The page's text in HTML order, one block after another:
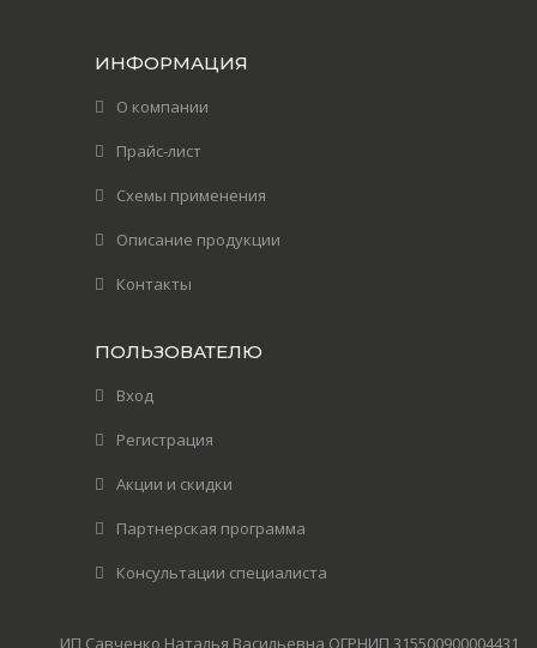
ИНФОРМАЦИЯ
О компании
Прайс-лист
Схемы применения
Описание продукции
Контакты
ПОЛЬЗОВАТЕЛЮ
Вход
Регистрация
Акции и скидки
Партнерская программа
Консультации специалиста
ИП Савченко Наталья Васильевна ОГРНИП 315500900004431